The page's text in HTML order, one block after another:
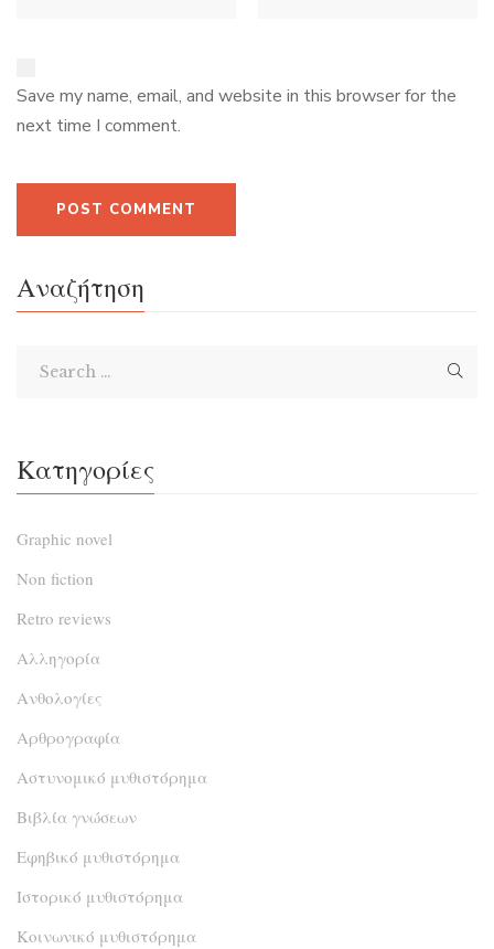
Save my name, email, and website in this browser for the
next time I comment.
Αναζήτηση
Κατηγορίες
Graphic novel
Non fiction
Retro reviews
Αλληγορία
Ανθολογίες
Αρθρογραφία
Αστυνομικό μυθιστόρημα
Βιβλία γνώσεων
Εφηβικό μυθιστόρημα
Ιστορικό μυθιστόρημα
Κοινωνικό μυθιστόρημα